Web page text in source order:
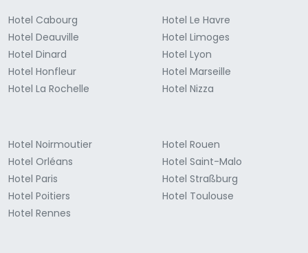
Hotel Cabourg
Hotel Deauville
Hotel Dinard
Hotel Honfleur
Hotel La Rochelle
Hotel Le Havre
Hotel Limoges
Hotel Lyon
Hotel Marseille
Hotel Nizza
Hotel Noirmoutier
Hotel Orléans
Hotel Paris
Hotel Poitiers
Hotel Rennes
Hotel Rouen
Hotel Saint-Malo
Hotel Straßburg
Hotel Toulouse